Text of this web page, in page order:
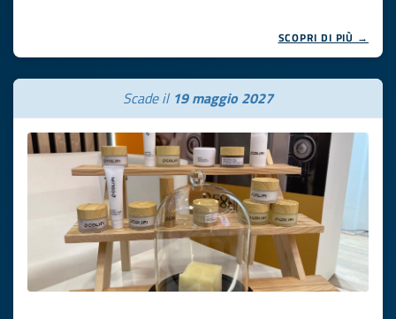
SCOPRI DI PIÙ →
Scade il 19 maggio 2027